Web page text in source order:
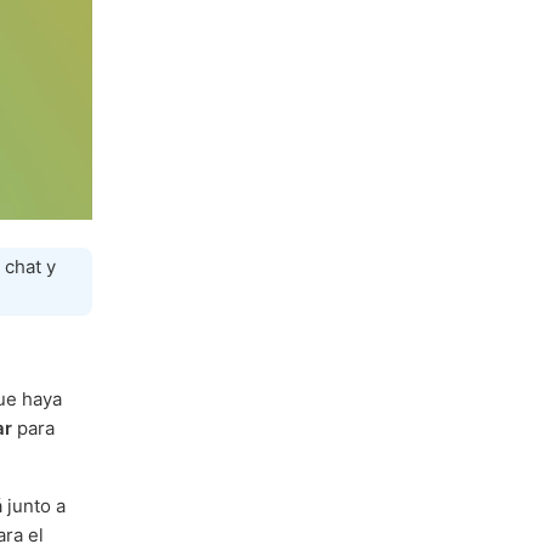
y
haya
para
junto a
el